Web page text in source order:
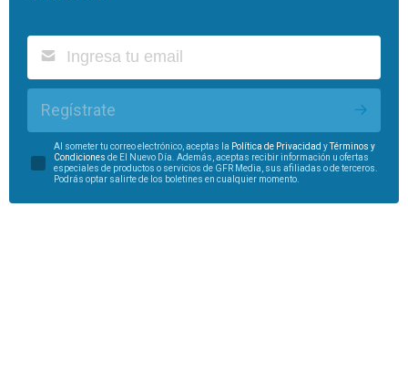
Regístrate
Al someter tu correo electrónico, aceptas la Política de Privacidad yTérminos y
Condiciones de El Nuevo Día. Además, aceptas recibir información u ofertas
especiales de productos o servicios de GFR Media, sus afiliadas o de terceros.
Podrás optar salirte de los boletines en cualquier momento.